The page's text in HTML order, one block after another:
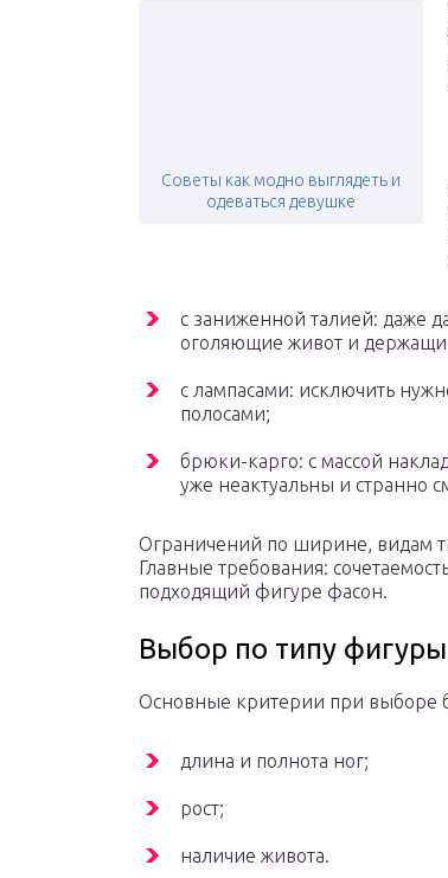
Советы как модно выглядеть и
одеваться девушке
с заниженной талией: даже
оголяющие живот и
с лампасами: исключить
полосами;
брюки-карго: с массой
уже неактуальны и странно
Ограничений по ширине, видам
Главные требования:
подходящий фигуре фасон.
Выбор по типу фигуры
Основные критерии при выборе
длина и полнота ног;
рост;
наличие живота.